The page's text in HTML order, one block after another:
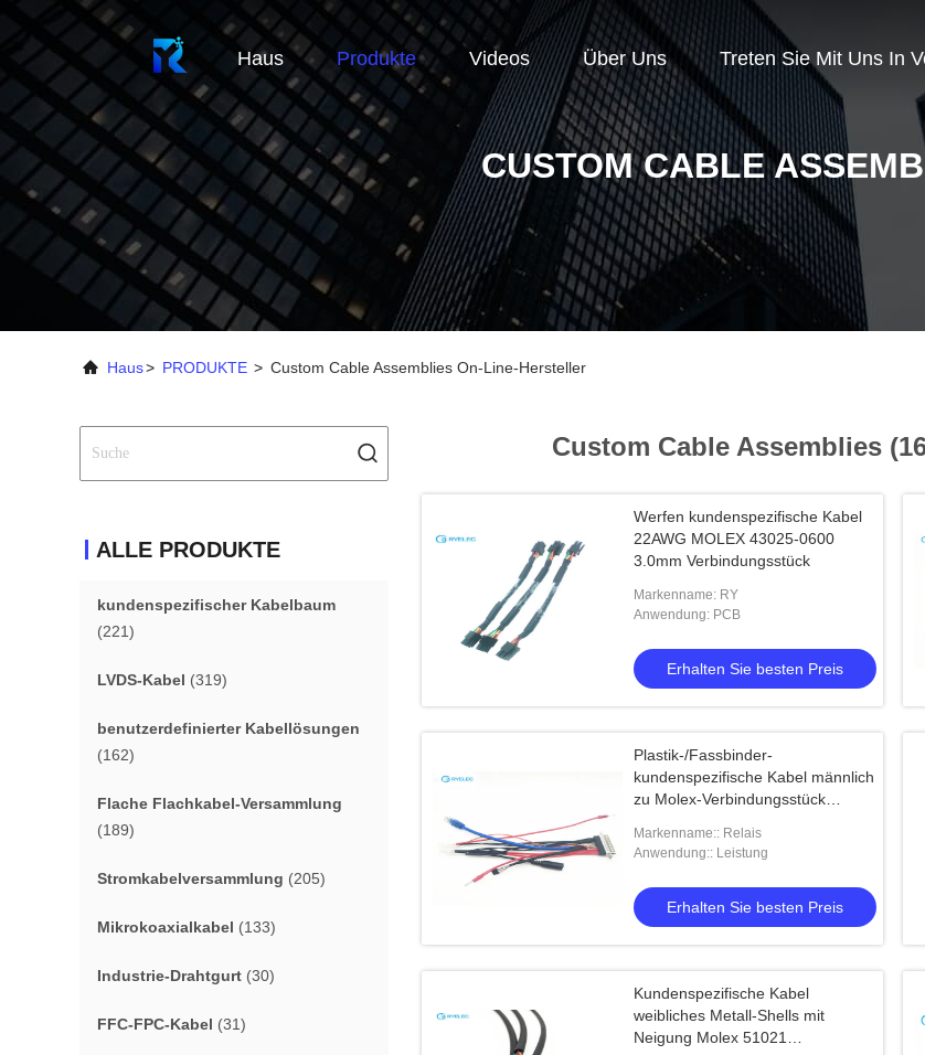
Haus Produkte Videos Über Uns Treten Sie Mit Uns In
CUSTOM CABLE
Haus> PRODUKTE > Custom Cable Assemblies On-Line-Hersteller
ALLE PRODUKTE
kundenspezifischer Kabelbaum
(221)
LVDS-Kabel (319)
benutzerdefinierter Kabellösungen
(162)
Flache Flachkabel-Versammlung
(189)
Stromkabelversammlung (205)
Mikrokoaxialkabel (133)
Industrie-Drahtgurt (30)
FFC-FPC-Kabel (31)
Custom Cable Assemblies
Werfen kundenspezifische Kabel
22AWG MOLEX 43025-0600
3.0mm Verbindungsstück
Markenname: RY
Anwendung: PCB
Erhalten Sie besten Preis
Plastik-/Fassbinder-
kundenspezifische Kabel männlich
zu Molex-Verbindungsstück
Markenname:: Relais
Anwendung:: Leistung
Erhalten Sie besten Preis
Kundenspezifische Kabel
weibliches Metall-Shells mit
Neigung Molex 51021